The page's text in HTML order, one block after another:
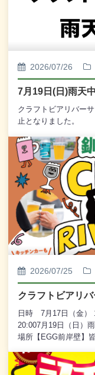
2026/07/26
7月19日(日)雨天
クラフトビアリバー
止となりました。
2026/07/25
クラフトビアリ
日時 7月17日（金）
20:007月19日（日）
場所【EGG前岸壁】